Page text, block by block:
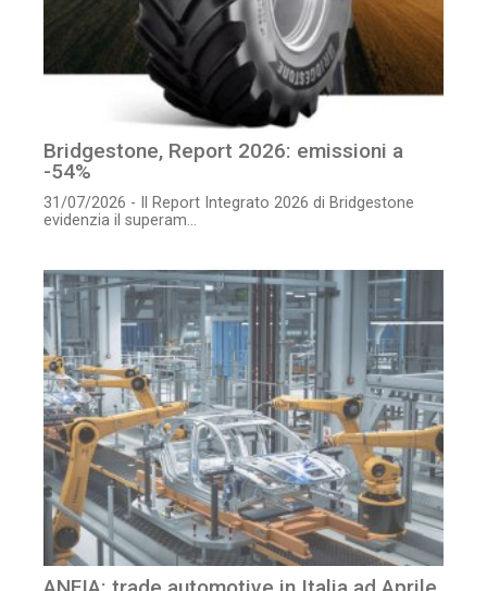
Bridgestone, Report 2026: emissioni a
-54%
31/07/2026 - Il Report Integrato 2026 di Bridgestone
evidenzia il superam...